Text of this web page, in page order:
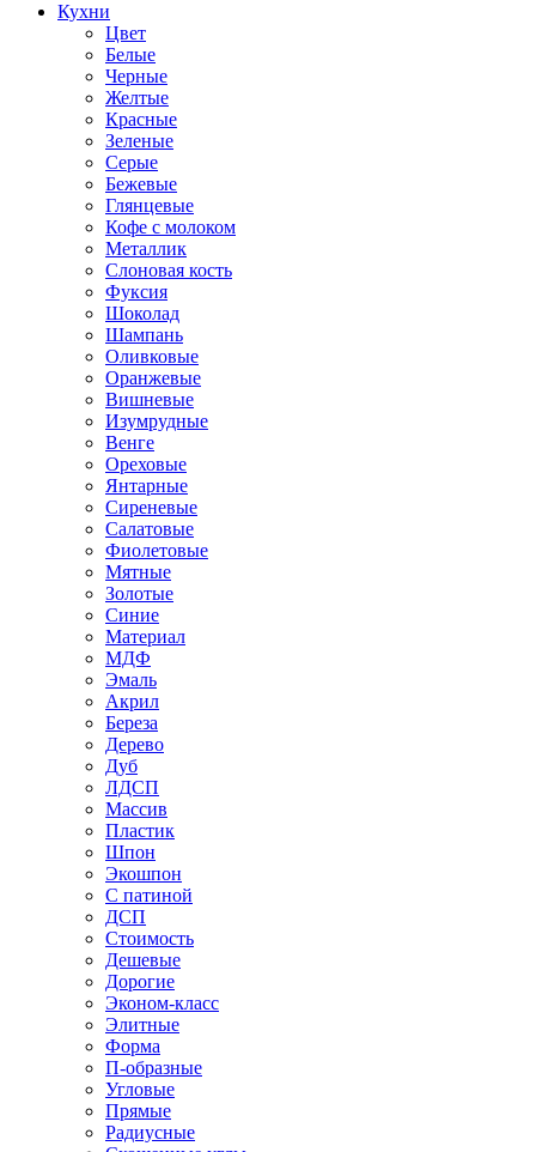
Кухни
Цвет
Белые
Черные
Желтые
Красные
Зеленые
Серые
Бежевые
Глянцевые
Кофе с молоком
Металлик
Слоновая кость
Фуксия
Шоколад
Шампань
Оливковые
Оранжевые
Вишневые
Изумрудные
Венге
Ореховые
Янтарные
Сиреневые
Салатовые
Фиолетовые
Мятные
Золотые
Синие
Материал
МДФ
Эмаль
Акрил
Береза
Дерево
Дуб
ЛДСП
Массив
Пластик
Шпон
Экошпон
С патиной
ДСП
Стоимость
Дешевые
Дорогие
Эконом-класс
Элитные
Форма
П-образные
Угловые
Прямые
Радиусные